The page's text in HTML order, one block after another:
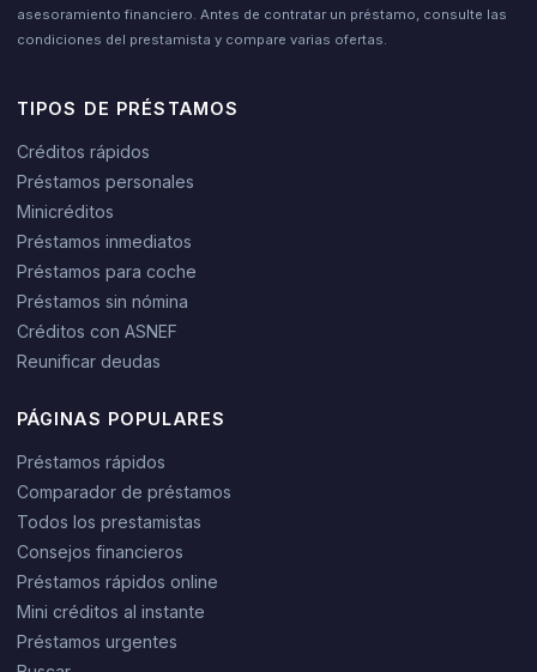
asesoramiento financiero. Antes de contratar un préstamo, consulte las
condiciones del prestamista y compare varias ofertas.
TIPOS DE PRÉSTAMOS
Créditos rápidos
Préstamos personales
Minicréditos
Préstamos inmediatos
Préstamos para coche
Préstamos sin nómina
Créditos con ASNEF
Reunificar deudas
PÁGINAS POPULARES
Préstamos rápidos
Comparador de préstamos
Todos los prestamistas
Consejos financieros
Préstamos rápidos online
Mini créditos al instante
Préstamos urgentes